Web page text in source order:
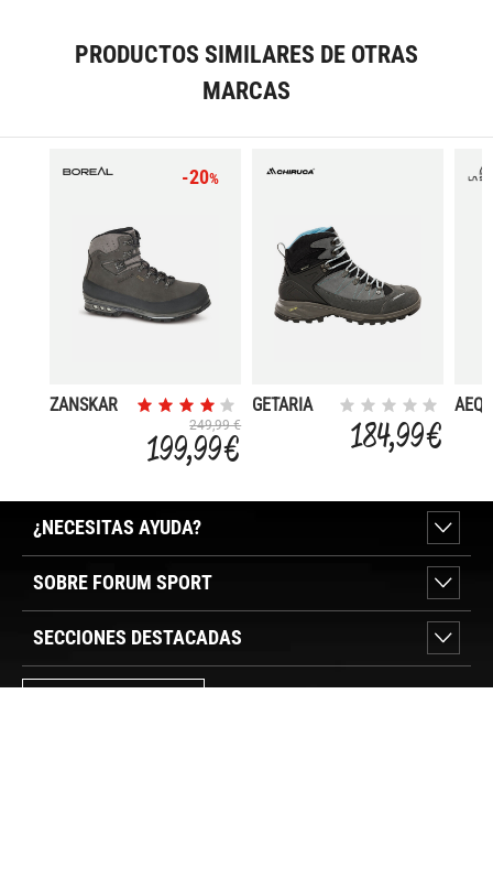
PRODUCTOS SIMILARES DE OTRAS
MARCAS
-20%
ZANSKAR
249,99 €
199,99 €
GETARIA
184,99 €
¿NECESITAS AYUDA?
SOBRE FORUM SPORT
SECCIONES DESTACADAS